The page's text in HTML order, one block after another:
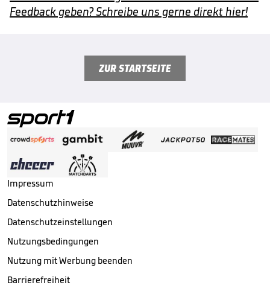
Feedback geben? Schreibe uns gerne direkt hier!
ZUR STARTSEITE
Impressum
Datenschutzhinweise
Datenschutzeinstellungen
Nutzungsbedingungen
Nutzung mit Werbung beenden
Barrierefreiheit